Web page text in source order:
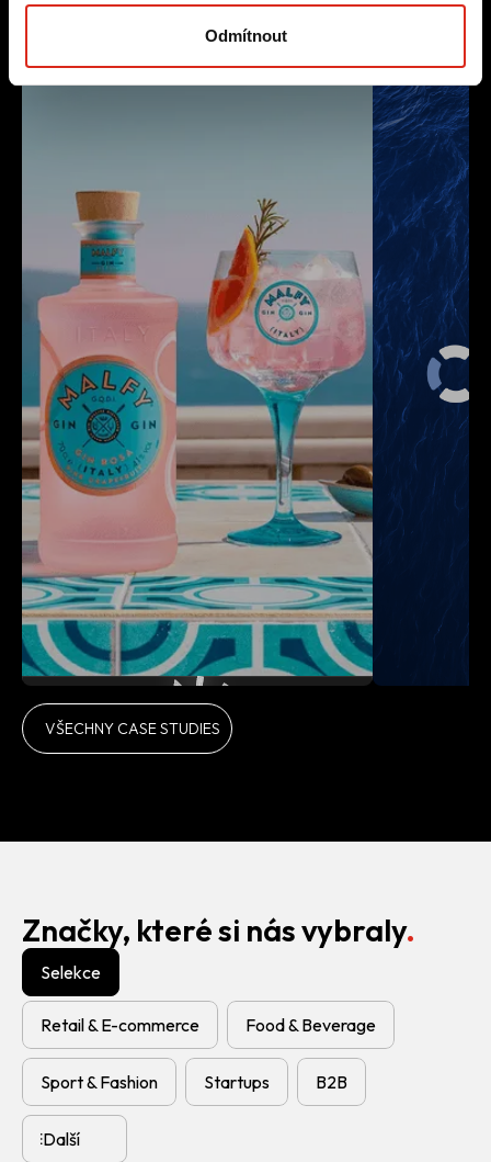
Odmítnout
Práce, která sklízí úspěch
Malfy: Kampaň, která Malfy
proměnila v nejrychleji
VŠECHNY CASE STUDIES
Značky, které si nás vybraly
Selekce
Retail & E-commerce Food & Beverage
Sport & Fashion Startups B2B
Další